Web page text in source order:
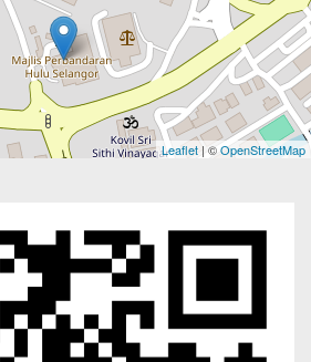
Leaflet | ©OpenStreetMap